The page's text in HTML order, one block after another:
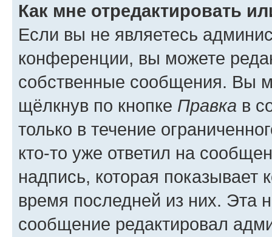
Как мне отредактировать
Если вы не являетесь
конференции, вы можете
собственные сообщения. Вы
щёлкнув по кнопке Правка в
только в течение
кто-то уже ответил на
надпись, которая показывает
время последней из них. Эта
сообщение редактировал